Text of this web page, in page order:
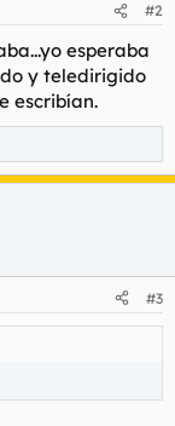
#2
esperaba
y teledirigido
escribían.
#3